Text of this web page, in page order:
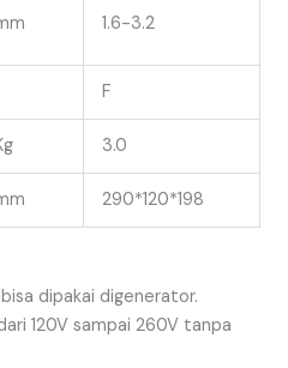
1.6-3.2
F
3.0
290*120*198
dipakai digenerator.
120V sampai 260V tanpa